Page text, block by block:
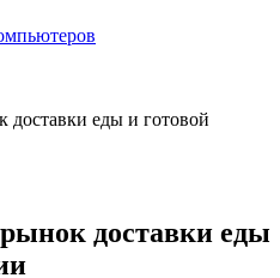
доставки еды и готовой
доставки еды